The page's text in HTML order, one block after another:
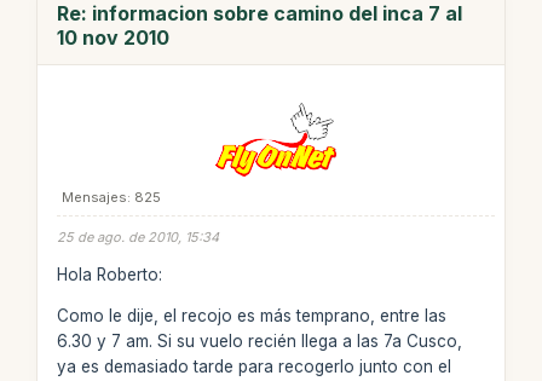
Re: informacion sobre camino del inca 7 al
10 nov 2010
Mensajes: 825
25 de ago. de 2010, 15:34
Hola Roberto:
Como le dije, el recojo es más temprano, entre las
6.30 y 7 am. Si su vuelo recién llega a las 7a Cusco,
ya es demasiado tarde para recogerlo junto con el